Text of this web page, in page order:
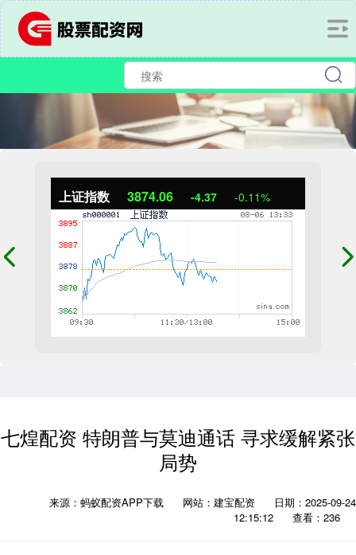
上证指数 3874.06 -4.37 -0.11%
七煌配资 特朗普与莫迪通话 寻求缓解紧张
局势
来源：蚂蚁配资APP下载 网站：建宝配资
日期：2025-09-24
12:15:12
查看：236